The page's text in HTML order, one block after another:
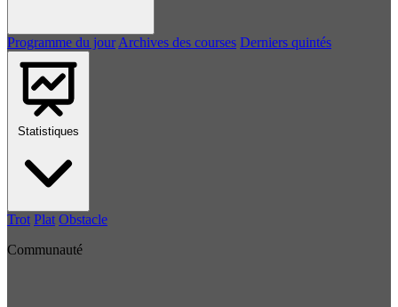
Programme du jour Archives des courses Derniers quintés
Statistiques
Trot Plat Obstacle
Communauté